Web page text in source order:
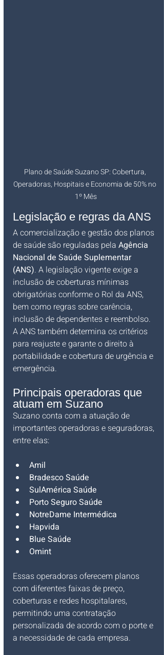
Plano de Saúde Suzano SP: Cobertura,
Operadoras, Hospitais e Economia de 50% no
1º Mês
Legislação e regras da ANS
A comercialização e gestão dos planos
de saúde são reguladas pela Agência
Nacional de Saúde Suplementar
(ANS). A legislação vigente exige a
inclusão de coberturas mínimas
obrigatórias conforme o Rol da ANS,
bem como regras sobre carência,
inclusão de dependentes e reembolso.
A ANS também determina os critérios
para reajuste e garante o direito à
portabilidade e cobertura de urgência e
emergência.
Principais operadoras que
atuam em Suzano
Suzano conta com a atuação de
importantes operadoras e seguradoras,
entre elas:
Amil
Bradesco Saúde
SulAmérica Saúde
Porto Seguro Saúde
NotreDame Intermédica
Hapvida
Blue Saúde
Omint
Essas operadoras oferecem planos
com diferentes faixas de preço,
coberturas e redes hospitalares,
permitindo uma contratação
personalizada de acordo com o porte e
a necessidade de cada empresa.